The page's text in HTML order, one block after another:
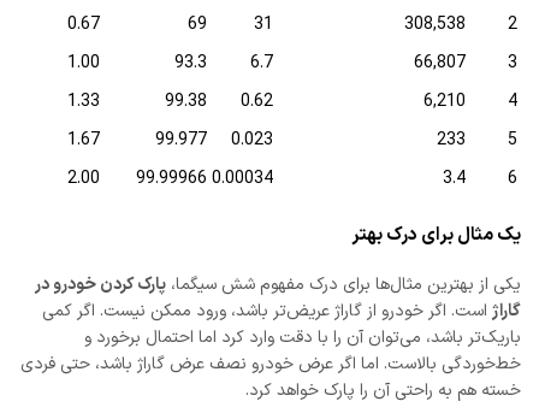
2
308,538
31
69
0.67
3
66,807
6.7
93.3
1.00
4
6,210
0.62
99.38
1.33
5
233
0.023
99.977
1.67
6
3.4
0.00034
99.99966
2.00
یک مثال برای درک بهتر
یکی از بهترین مثال‌ها برای درک مفهوم شش سیگما، پارک کردن خودرو در
گاراژ است. اگر خودرو از گاراژ عریض‌تر باشد، ورود ممکن نیست. اگر کمی
باریک‌تر باشد، می‌توان آن را با دقت وارد کرد اما احتمال برخورد و
خط‌خوردگی بالاست. اما اگر عرض خودرو نصف عرض گاراژ باشد، حتی فردی
خسته هم به راحتی آن را پارک خواهد کرد.